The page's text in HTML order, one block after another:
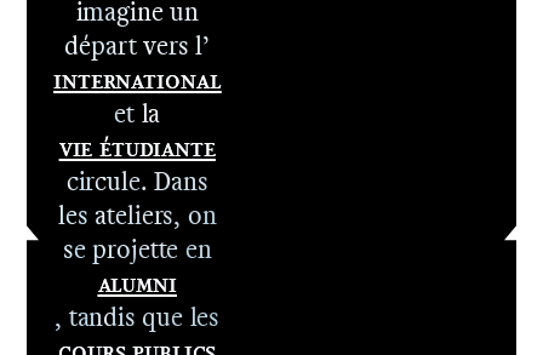
Le DNSEP
imagine un
départ vers l’
International
et la
Vie étudiante
circule. Dans
les ateliers, on
se projette en
Alumni
, tandis que les